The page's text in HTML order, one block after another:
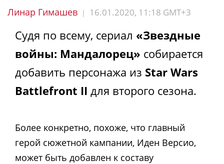
Линар Гимашев | 16.01.2020, 11:18 GMT+3
Судя по всему, сериал «Звездные
войны: Мандалорец» собирается
добавить персонажа из Star Wars
Battlefront II для второго сезона.
Более конкретно, похоже, что главный
герой сюжетной кампании, Иден Версио,
может быть добавлен к составу